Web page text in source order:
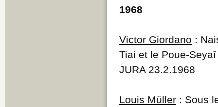
1968
Victor Giordano :
Tiai et le Poue-Seyaî
JURA 23.2.1968
Louis Müller : Sous